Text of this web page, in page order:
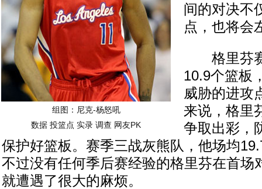
组图：尼克-杨怒吼
数据 投篮点 实录 调查 网友PK
间的对决不
点，也将会
格里芬赛
10.9个篮板
威胁的进攻
来说，格里
争取出彩，
保护好篮板。赛季三战灰熊队，他场均
不过没有任何季后赛经验的格里芬在首场
就遭遇了很大的麻烦。